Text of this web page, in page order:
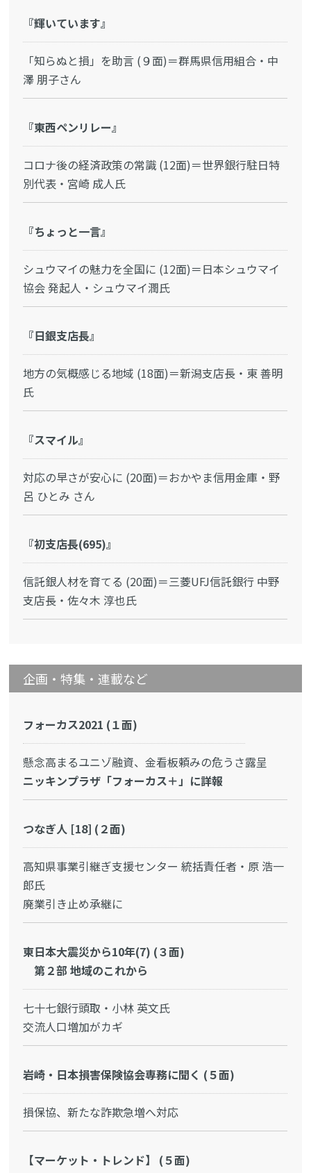
『輝いています』
「知らぬと損」を助言 (９面)＝群馬県信用組合・中
澤 朋子さん
『東西ペンリレー』
コロナ後の経済政策の常識 (12面)＝世界銀行駐日特
別代表・宮崎 成人氏
『ちょっと一言』
シュウマイの魅力を全国に (12面)＝日本シュウマイ
協会 発起人・シュウマイ潤氏
『日銀支店長』
地方の気概感じる地域 (18面)＝新潟支店長・東 善明
氏
『スマイル』
対応の早さが安心に (20面)＝おかやま信用金庫・野
呂 ひとみ さん
『初支店長(695)』
信託銀人材を育てる (20面)＝三菱UFJ信託銀行 中野
支店長・佐々木 淳也氏
企画・特集・連載など
フォーカス2021 (１面)
懸念高まるユニゾ融資、金看板頼みの危うさ露呈
ニッキンプラザ「フォーカス＋」に詳報
つなぎ人 [18] (２面)
高知県事業引継ぎ支援センター 統括責任者・原 浩一
郎氏
廃業引き止め承継に
東日本大震災から10年(7) (３面)
第２部 地域のこれから
七十七銀行頭取・小林 英文氏
交流人口増加がカギ
岩崎・日本損害保険協会専務に聞く (５面)
損保協、新たな詐欺急増へ対応
【マーケット・トレンド】 (５面)